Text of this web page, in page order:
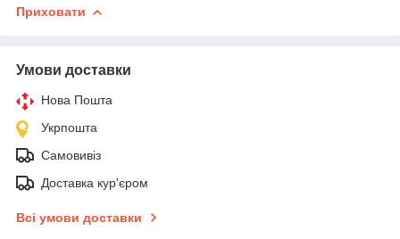
Приховати
Умови доставки
Нова Пошта
Укрпошта
Самовивіз
Доставка кур'єром
Всі умови доставки